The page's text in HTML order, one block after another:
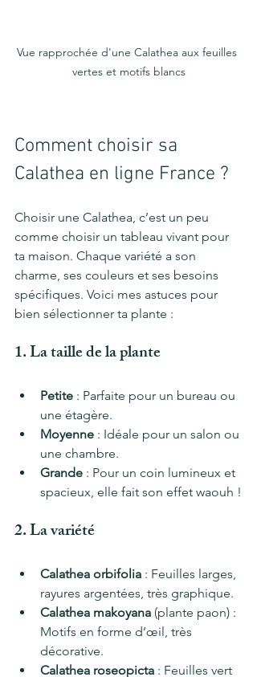
Vue rapprochée d'une Calathea aux feuilles
vertes et motifs blancs
Comment choisir sa
Calathea en ligne France ?
Choisir une Calathea, c’est un peu
comme choisir un tableau vivant pour
ta maison. Chaque variété a son
charme, ses couleurs et ses besoins
spécifiques. Voici mes astuces pour
bien sélectionner ta plante :
1. La taille de la plante
Petite : Parfaite pour un bureau ou
une étagère.
Moyenne : Idéale pour un salon ou
une chambre.
Grande : Pour un coin lumineux et
spacieux, elle fait son effet waouh !
2. La variété
Calathea orbifolia : Feuilles larges,
rayures argentées, très graphique.
Calathea makoyana (plante paon) :
Motifs en forme d’œil, très
décorative.
Calathea roseopicta : Feuilles vert